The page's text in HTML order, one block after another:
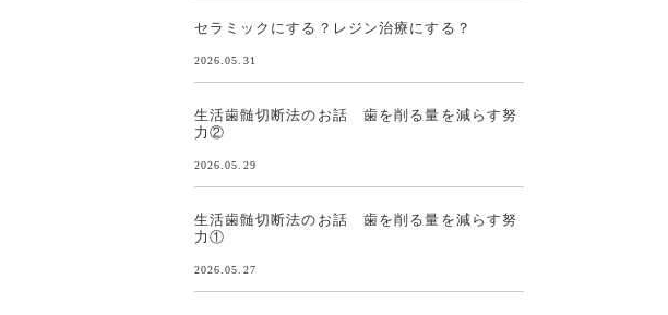
セラミックにする？レジン治療にする？
2026.05.31
生活歯髄切断法のお話 歯を削る量を減らす努
力②
2026.05.29
生活歯髄切断法のお話 歯を削る量を減らす努
力①
2026.05.27